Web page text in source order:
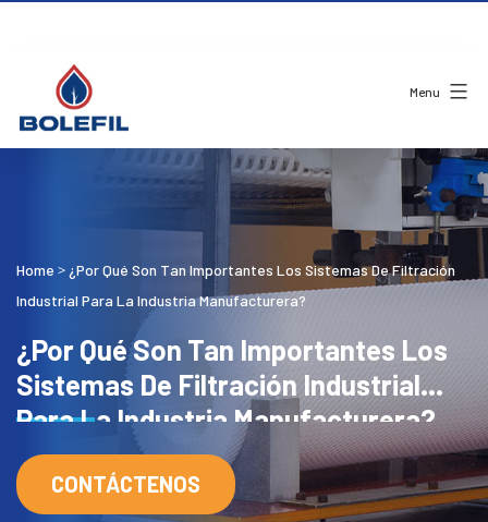
Menu
Home > ¿Por Qué Son Tan Importantes Los Sistemas De Filtración
Industrial Para La Industria Manufacturera?
¿Por Qué Son Tan Importantes Los
Sistemas De Filtración Industrial
Para La Industria Manufacturera?
CONTÁCTENOS